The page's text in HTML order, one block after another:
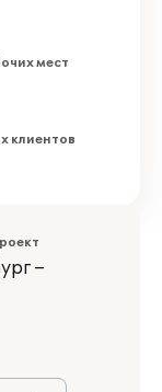
мест
клиентов
–